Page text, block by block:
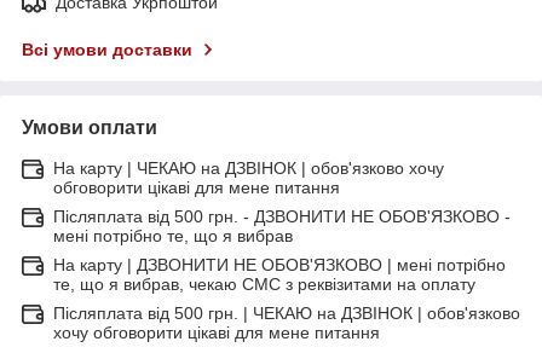
Всі умови доставки
Умови оплати
На карту | ЧЕКАЮ на ДЗВІНОК | обов'язково хочу
обговорити цікаві для мене питання
Післяплата від 500 грн. - ДЗВОНИТИ НЕ ОБОВ'ЯЗКОВО -
мені потрібно те, що я вибрав
На карту | ДЗВОНИТИ НЕ ОБОВ'ЯЗКОВО | мені потрібно
те, що я вибрав, чекаю СМС з реквізитами на оплату
Післяплата від 500 грн. | ЧЕКАЮ на ДЗВІНОК | обов'язково
хочу обговорити цікаві для мене питання